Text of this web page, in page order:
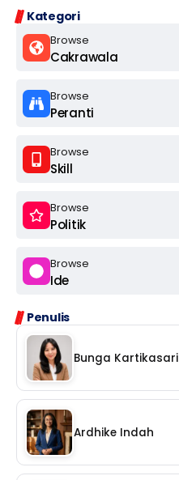
Kategori
Browse
Cakrawala
Browse
Peranti
Browse
Skill
Browse
Politik
Browse
Ide
Penulis
Bunga Kartikasari
Ardhike Indah